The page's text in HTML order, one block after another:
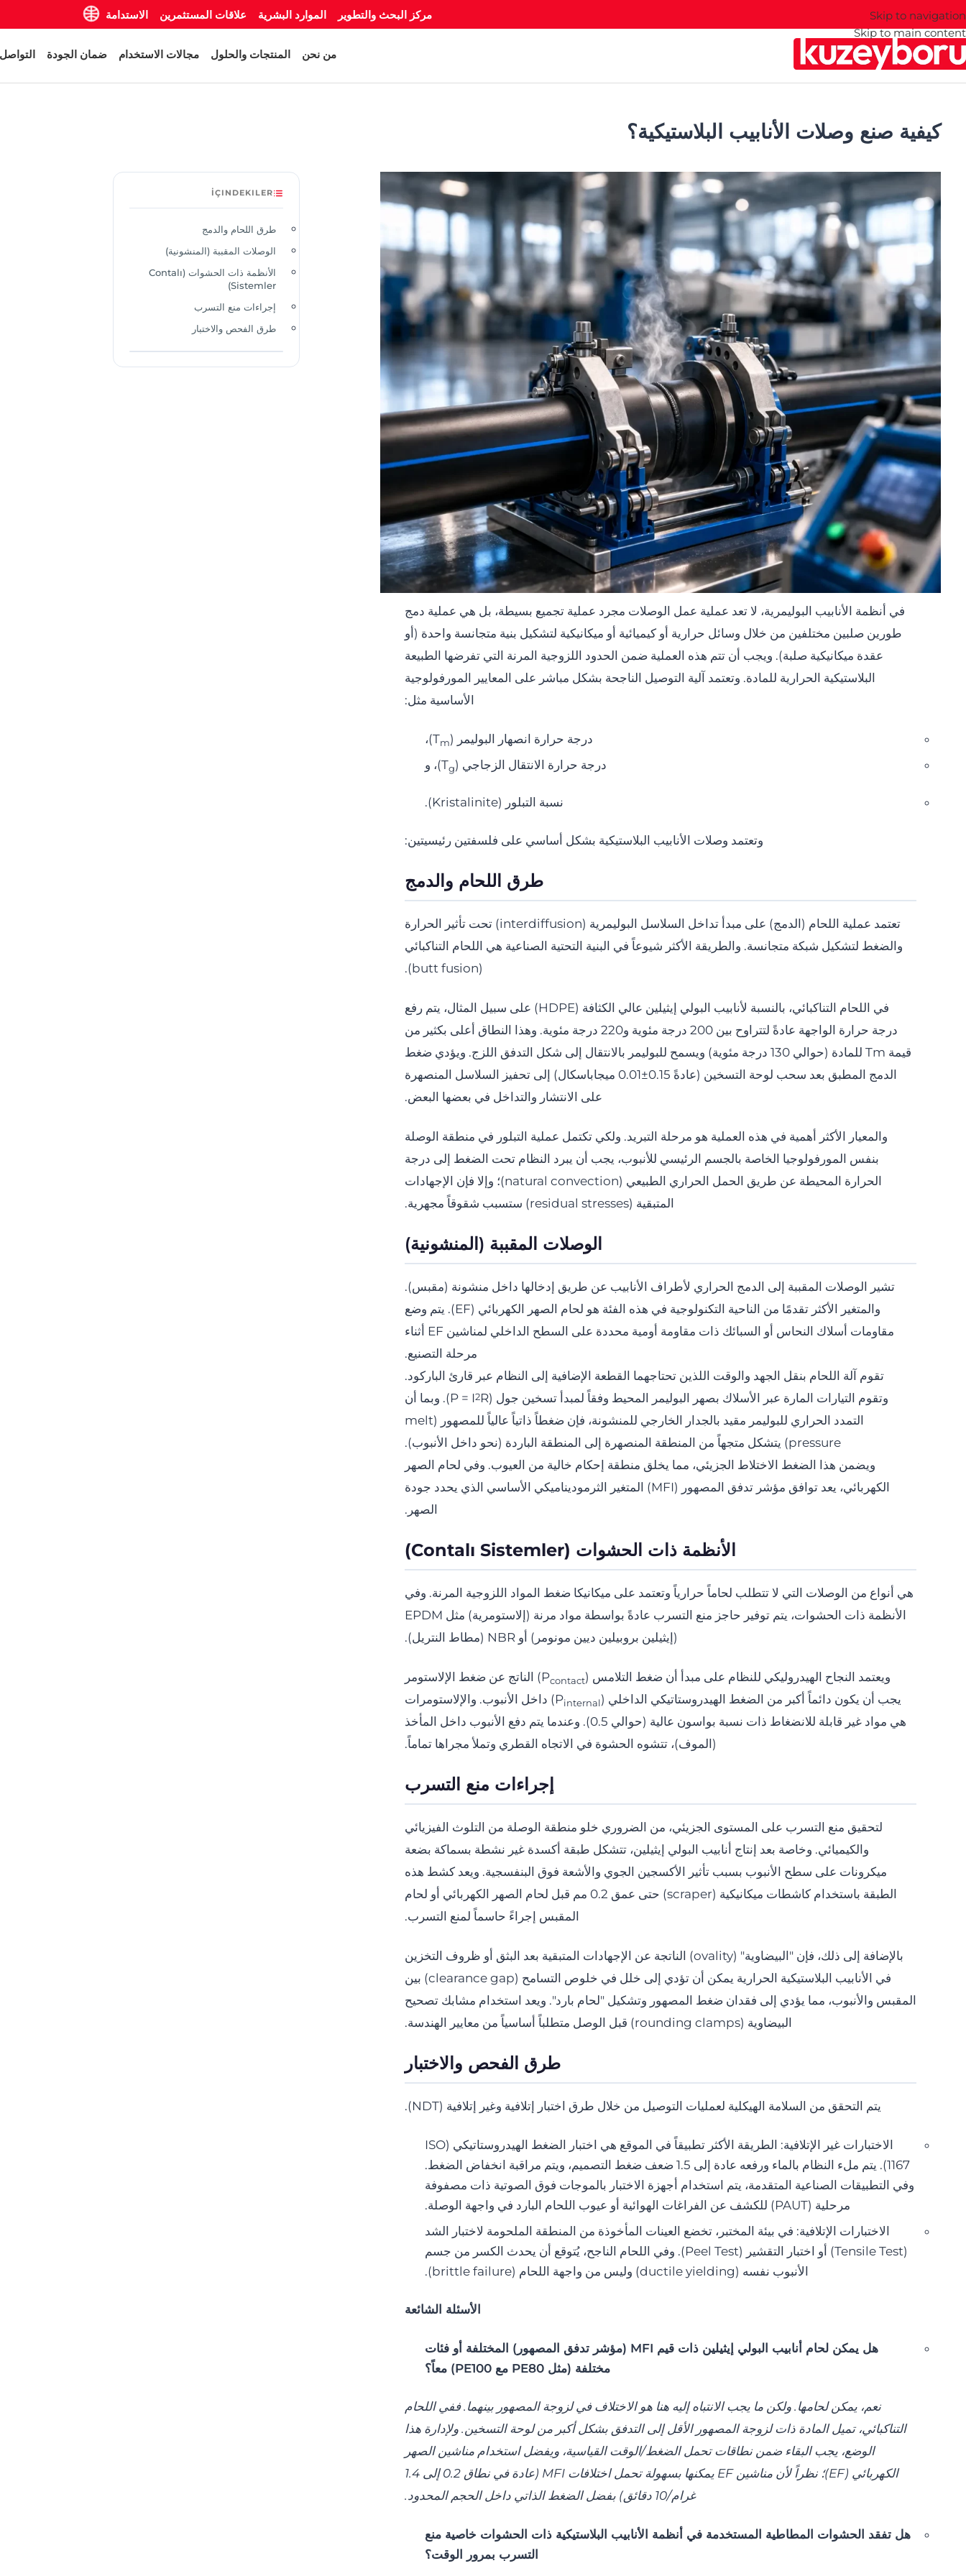
Skip to navigation
Skip to main content
مركز البحث والتطوير الموارد البشرية علاقات المستثمرين الاستدامة
من نحن المنتجات والحلول مجالات الاستخدام ضمان الجودة التواصل
كيفية صنع وصلات الأنابيب البلاستيكية؟
في أنظمة الأنابيب البوليمرية، لا تعد عملية عمل الوصلات مجرد عملية تجميع بسيطة، بل هي عملية دمج
طورين صلبين مختلفين من خلال وسائل حرارية أو كيميائية أو ميكانيكية لتشكيل بنية متجانسة واحدة (أو
عقدة ميكانيكية صلبة). ويجب أن تتم هذه العملية ضمن الحدود اللزوجية المرنة التي تفرضها الطبيعة
البلاستيكية الحرارية للمادة. وتعتمد آلية التوصيل الناجحة بشكل مباشر على المعايير المورفولوجية
الأساسية مثل:
درجة حرارة انصهار البوليمر (Tm
)،
درجة حرارة الانتقال الزجاجي (Tg )، و
نسبة التبلور (Kristalinite).
وتعتمد وصلات الأنابيب البلاستيكية بشكل أساسي على فلسفتين رئيسيتين:
طرق اللحام والدمج
تعتمد عملية اللحام (الدمج) على مبدأ تداخل السلاسل البوليمرية (interdiffusion) تحت تأثير الحرارة
والضغط لتشكيل شبكة متجانسة. والطريقة الأكثر شيوعاً في البنية التحتية الصناعية هي اللحام التناكبائي
(butt fusion).
في اللحام التناكبائي، بالنسبة لأنابيب البولي إيثيلين عالي الكثافة (HDPE) على سبيل المثال، يتم رفع
درجة حرارة الواجهة عادةً لتتراوح بين 200 درجة مئوية و220 درجة مئوية. وهذا النطاق أعلى بكثير من
قيمة Tm للمادة (حوالي 130 درجة مئوية) ويسمح للبوليمر بالانتقال إلى شكل التدفق اللزج. ويؤدي ضغط
الدمج المطبق بعد سحب لوحة التسخين (عادةً 0.15±0.01 ميجاباسكال) إلى تحفيز السلاسل المنصهرة
على الانتشار والتداخل في بعضها البعض.
والمعيار الأكثر أهمية في هذه العملية هو مرحلة التبريد. ولكي تكتمل عملية التبلور في منطقة الوصلة
بنفس المورفولوجيا الخاصة بالجسم الرئيسي للأنبوب، يجب أن يبرد النظام تحت الضغط إلى درجة
الحرارة المحيطة عن طريق الحمل الحراري الطبيعي (natural convection)؛ وإلا فإن الإجهادات
المتبقية (residual stresses) ستسبب شقوقاً مجهرية.
الوصلات المقببة (المنشونية)
تشير الوصلات المقببة إلى الدمج الحراري لأطراف الأنابيب عن طريق إدخالها داخل منشونة (مقبس).
والمتغير الأكثر تقدمًا من الناحية التكنولوجية في هذه الفئة هو لحام الصهر الكهربائي (EF). يتم وضع
مقاومات أسلاك النحاس أو السبائك ذات مقاومة أومية محددة على السطح الداخلي لمناشين EF أثناء
مرحلة التصنيع.
تقوم آلة اللحام بنقل الجهد والوقت اللذين تحتاجهما القطعة الإضافية إلى النظام عبر قارئ الباركود.
وتقوم التيارات المارة عبر الأسلاك بصهر البوليمر المحيط وفقاً لمبدأ تسخين جول (P = I
2
R). وبما أن
التمدد الحراري للبوليمر مقيد بالجدار الخارجي للمنشونة، فإن ضغطاً ذاتياً عالياً للمصهور (melt
pressure) يتشكل متجهاً من المنطقة المنصهرة إلى المنطقة الباردة (نحو داخل الأنبوب).
ويضمن هذا الضغط الاختلاط الجزيئي، مما يخلق منطقة إحكام خالية من العيوب. وفي لحام الصهر
الكهربائي، يعد توافق مؤشر تدفق المصهور (MFI) المتغير الثرموديناميكي الأساسي الذي يحدد جودة
الصهر.
الأنظمة ذات الحشوات (Contalı Sistemler)
هي أنواع من الوصلات التي لا تتطلب لحاماً حرارياً وتعتمد على ميكانيكا ضغط المواد اللزوجية المرنة. وفي
الأنظمة ذات الحشوات، يتم توفير حاجز منع التسرب عادةً بواسطة مواد مرنة (إلاستومرية) مثل EPDM
(إيثيلين بروبيلين ديين مونومر) أو NBR (مطاط النتريل).
ويعتمد النجاح الهيدروليكي للنظام على مبدأ أن ضغط التلامس (Pcontact
) الناتج عن ضغط الإلاستومر
يجب أن يكون دائماً أكبر من الضغط الهيدروستاتيكي الداخلي (Pinternal
) داخل الأنبوب. والإلاستومرات
هي مواد غير قابلة للانضغاط ذات نسبة بواسون عالية (حوالي 0.5). وعندما يتم دفع الأنبوب داخل المأخذ
(الموف)، تتشوه الحشوة في الاتجاه القطري وتملأ مجراها تماماً.
إجراءات منع التسرب
لتحقيق منع التسرب على المستوى الجزيئي، من الضروري خلو منطقة الوصلة من التلوث الفيزيائي
والكيميائي. وخاصة بعد إنتاج أنابيب البولي إيثيلين، تتشكل طبقة أكسدة غير نشطة بسماكة بضعة
ميكرونات على سطح الأنبوب بسبب تأثير الأكسجين الجوي والأشعة فوق البنفسجية. ويعد كشط هذه
الطبقة باستخدام كاشطات ميكانيكية (scraper) حتى عمق 0.2 مم قبل لحام الصهر الكهربائي أو لحام
المقبس إجراءً حاسماً لمنع التسرب.
بالإضافة إلى ذلك، فإن "البيضاوية" (ovality) الناتجة عن الإجهادات المتبقية بعد البثق أو ظروف التخزين
في الأنابيب البلاستيكية الحرارية يمكن أن تؤدي إلى خلل في خلوص التسامح (clearance gap) بين
المقبس والأنبوب، مما يؤدي إلى فقدان ضغط المصهور وتشكيل "لحام بارد". ويعد استخدام مشابك تصحيح
البيضاوية (rounding clamps) قبل الوصل متطلباً أساسياً من معايير الهندسة.
طرق الفحص والاختبار
يتم التحقق من السلامة الهيكلية لعمليات التوصيل من خلال طرق اختبار إتلافية وغير إتلافية (NDT).
الاختبارات غير الإتلافية: الطريقة الأكثر تطبيقاً في الموقع هي اختبار الضغط الهيدروستاتيكي (ISO
1167). يتم ملء النظام بالماء ورفعه عادة إلى 1.5 ضعف ضغط التصميم، ويتم مراقبة انخفاض الضغط.
وفي التطبيقات الصناعية المتقدمة، يتم استخدام أجهزة الاختبار بالموجات فوق الصوتية ذات مصفوفة
مرحلية (PAUT) للكشف عن الفراغات الهوائية أو عيوب اللحام البارد في واجهة الوصلة.
الاختبارات الإتلافية: في بيئة المختبر، تخضع العينات المأخوذة من المنطقة الملحومة لاختبار الشد
(Tensile Test) أو اختبار التقشير (Peel Test). وفي اللحام الناجح، يُتوقع أن يحدث الكسر من جسم
الأنبوب نفسه (ductile yielding) وليس من واجهة اللحام (brittle failure).
الأسئلة الشائعة
هل يمكن لحام أنابيب البولي إيثيلين ذات قيم MFI (مؤشر تدفق المصهور) المختلفة أو فئات
مختلفة (مثل PE80 مع PE100) معاً؟
نعم، يمكن لحامها. ولكن ما يجب الانتباه إليه هنا هو الاختلاف في لزوجة المصهور بينهما. ففي اللحام
التناكبائي، تميل المادة ذات لزوجة المصهور الأقل إلى التدفق بشكل أكبر من لوحة التسخين. ولإدارة هذا
الوضع، يجب البقاء ضمن نطاقات تحمل الضغط/الوقت القياسية، ويفضل استخدام مناشين الصهر
الكهربائي (EF)؛ نظراً لأن مناشين EF يمكنها بسهولة تحمل اختلافات MFI (عادة في نطاق 0.2 إلى 1.4
غرام/10 دقائق) بفضل الضغط الذاتي داخل الحجم المحدود.
هل تفقد الحشوات المطاطية المستخدمة في أنظمة الأنابيب البلاستيكية ذات الحشوات خاصية منع
التسرب بمرور الوقت؟
İÇINDEKILER
طرق اللحام والدمج
الوصلات المقببة (المنشونية)
الأنظمة ذات الحشوات (Contalı
Sistemler)
إجراءات منع التسرب
طرق الفحص والاختبار